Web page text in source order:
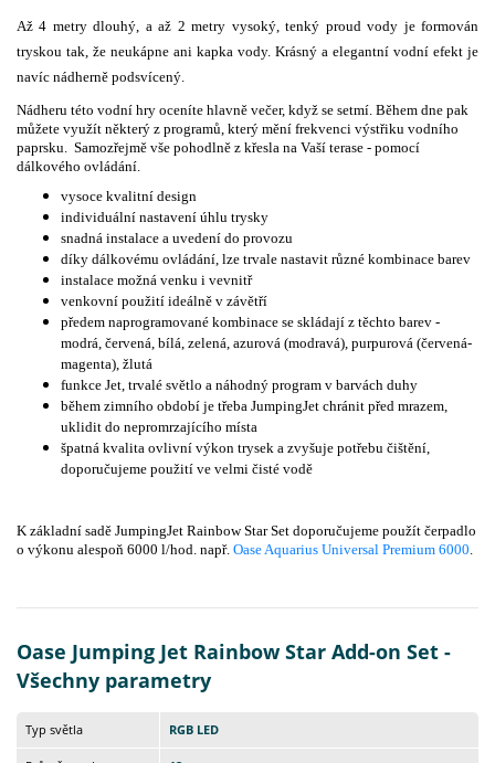
Až 4 metry dlouhý, a až 2 metry vysoký, tenký proud vody je formován
tryskou tak, že neukápne ani kapka vody. Krásný a elegantní vodní efekt je
navíc nádherně podsvícený.
Nádheru této vodní hry oceníte hlavně večer, když se setmí. Během dne pak
můžete využít některý z programů, který mění frekvenci výstřiku vodního
paprsku. Samozřejmě vše pohodlně z křesla na Vaší terase - pomocí
dálkového ovládání.
vysoce kvalitní design
individuální nastavení úhlu trysky
snadná instalace a uvedení do provozu
díky dálkovému ovládání, lze trvale nastavit různé kombinace barev
instalace možná venku i vevnitř
venkovní použití ideálně v závětří
předem naprogramované kombinace se skládají z těchto barev -
modrá, červená, bílá, zelená, azurová (modravá), purpurová (červená-
magenta), žlutá
funkce Jet, trvalé světlo a náhodný program v barvách duhy
během zimního období je třeba JumpingJet chránit před mrazem,
uklidit do nepromrzajícího místa
špatná kvalita ovlivní výkon trysek a zvyšuje potřebu čištění,
doporučujeme použití ve velmi čisté vodě
K základní sadě JumpingJet Rainbow Star Set doporučujeme použít čerpadlo
o výkonu alespoň 6000 l/hod. např. Oase Aquarius Universal Premium 6000
Oase Jumping Jet Rainbow Star Add-on Set -
Všechny parametry
Typ světla RGB LED